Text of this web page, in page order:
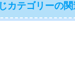
カテゴリーの